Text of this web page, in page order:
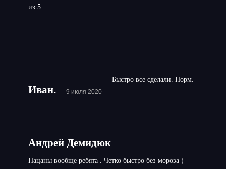
из 5.
Иван. 9 июля 2020
Быстро все сделали. Норм.
Андрей Демидюк
Пацаны вообще ребята . Четко быстро без мороза )